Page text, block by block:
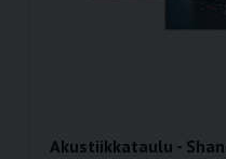
Akustiikkataulu -